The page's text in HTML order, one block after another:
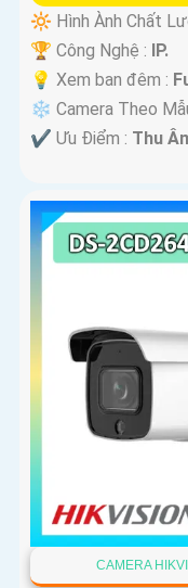
🔆 Hình Ành Chất
🏆 Công Nghệ : IP.
💡 Xem ban đêm :
❄ Camera Theo
️✔️ Ưu Điểm : Thu
CAMERA